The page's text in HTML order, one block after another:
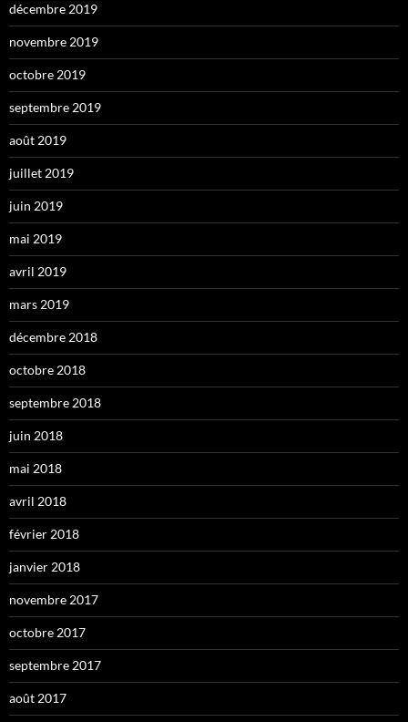
décembre 2019
novembre 2019
octobre 2019
septembre 2019
août 2019
juillet 2019
juin 2019
mai 2019
avril 2019
mars 2019
décembre 2018
octobre 2018
septembre 2018
juin 2018
mai 2018
avril 2018
février 2018
janvier 2018
novembre 2017
octobre 2017
septembre 2017
août 2017